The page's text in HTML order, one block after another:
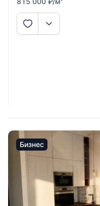
Бизнес